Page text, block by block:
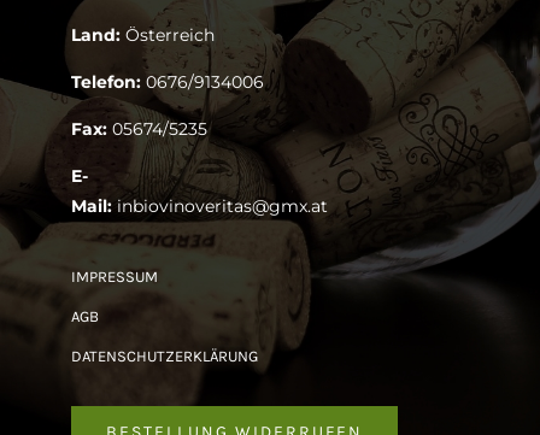
Land: Österreich
Telefon: 0676/9134006
Fax: 05674/5235
E-
Mail: inbiovinoveritas@gmx.at
IMPRESSUM
AGB
DATENSCHUTZERKLÄRUNG